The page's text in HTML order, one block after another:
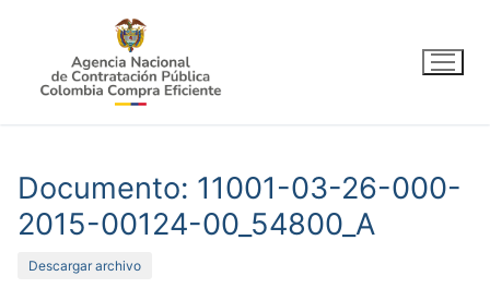
contenido
Documento: 11001-03-26-000-
2015-00124-00_54800_A
Descargar archivo